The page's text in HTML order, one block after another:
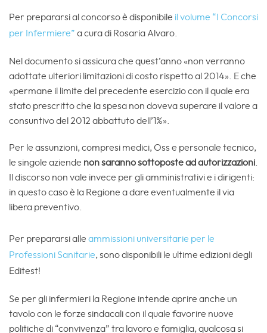
Per prepararsi al concorso è disponibile il volume “I Concorsi
per Infermiere” a cura di Rosaria Alvaro.
Nel documento si assicura che quest’anno «non verranno
adottate ulteriori limitazioni di costo rispetto al 2014». E che
«permane il limite del precedente esercizio con il quale era
stato prescritto che la spesa non doveva superare il valore a
consuntivo del 2012 abbattuto dell’1%».
Per le assunzioni, compresi medici, Oss e personale tecnico,
le singole aziende non saranno sottoposte ad autorizzazioni.
Il discorso non vale invece per gli amministrativi e i dirigenti:
in questo caso è la Regione a dare eventualmente il via
libera preventivo.
Per prepararsi alle ammissioni universitarie per le
Professioni Sanitarie, sono disponibili le ultime edizioni degli
Editest!
Se per gli infermieri la Regione intende aprire anche un
tavolo con le forze sindacali con il quale favorire nuove
politiche di “convivenza” tra lavoro e famiglia, qualcosa si